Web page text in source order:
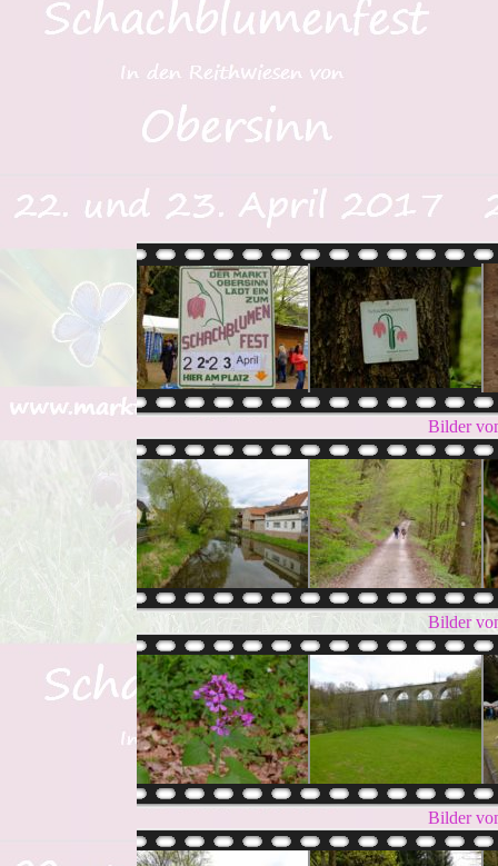
Bilder
Bilder
Bilder